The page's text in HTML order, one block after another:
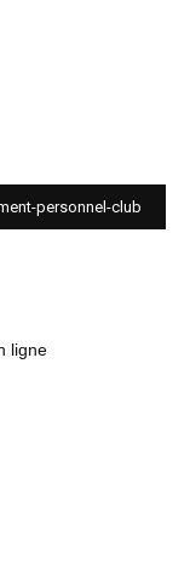
personnel-club
ligne